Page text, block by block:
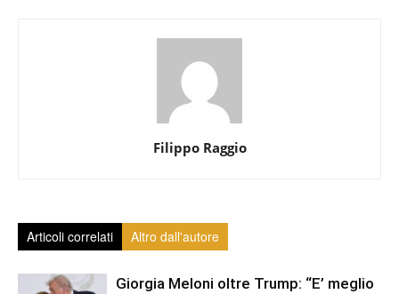
Filippo Raggio
Articoli correlati Altro dall'autore
Giorgia Meloni oltre Trump: “E’ meglio